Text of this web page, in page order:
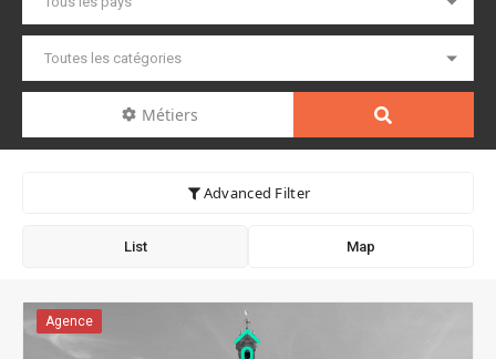
Métiers
Advanced Filter
List Map
Agence